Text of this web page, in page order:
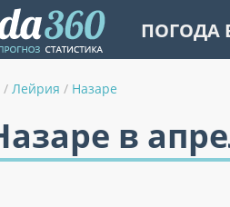
ПОГОДА
/ Лейрия / Назаре
в